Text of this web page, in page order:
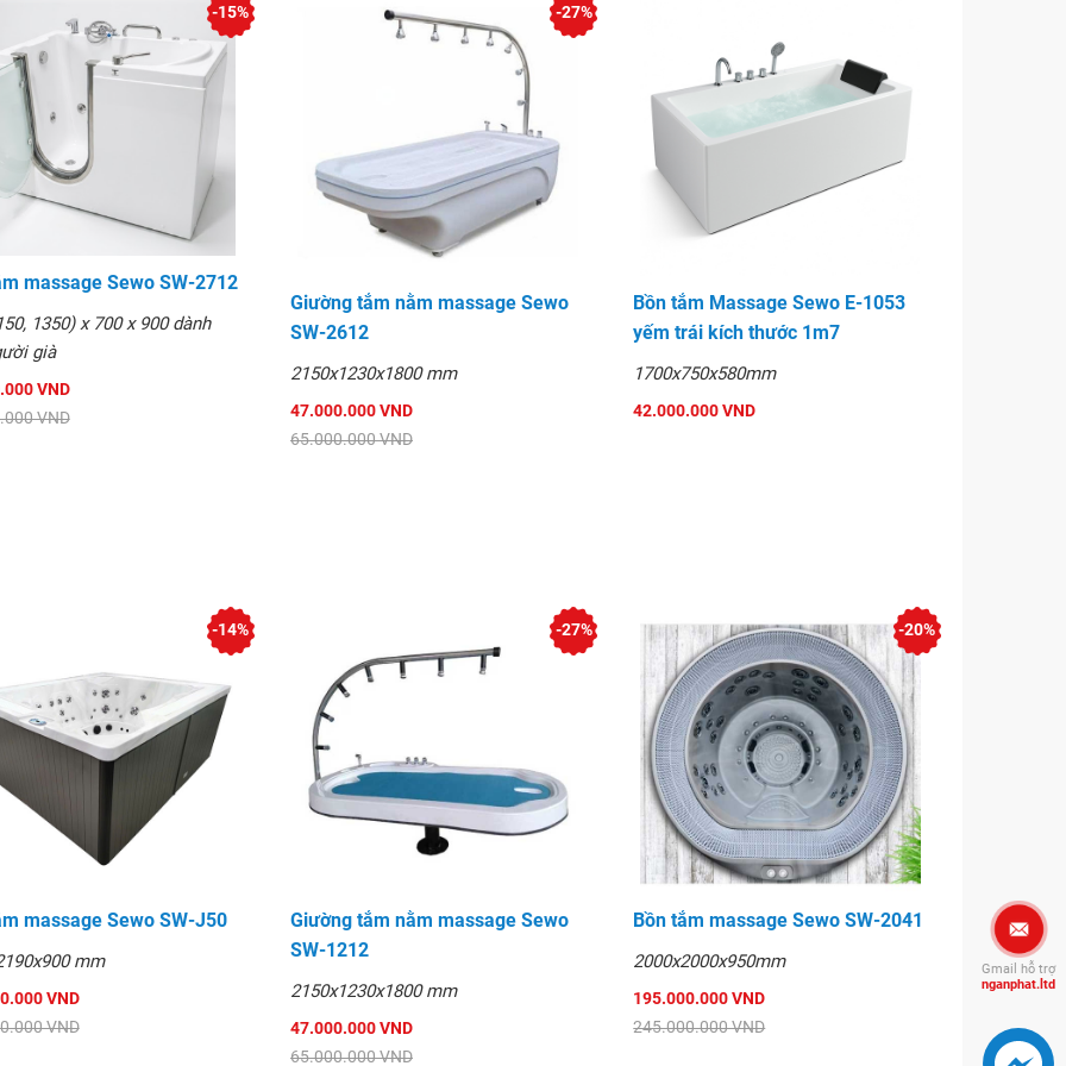
cùng loại.
cao tính thẩm mỹ cho
500 sản phẩm đã bán từ,
xả bồn đặt sàn..
Âu nổi bật, rất cá tính tôn
sang trọng phù hợp với
có thể đặt hàng đơn
hàng
được thông số về động
sâu phù hợp.
phụ kiện thay thế
Phát nhập trực tiếp
cao mẫu mã đẹp sản
tính năng.
massage Sewo SW-2712
1350) x 700 x 900 dành
già
VND
VND
-15%
Giường tắm nằm massage Sewo
SW-2612
2150x1230x1800 mm
47.000.000 VND
65.000.000 VND
-27%
Bồn tắm Massage Sewo E-1053
yếm trái kích thước 1m7
1700x750x580mm
42.000.000 VND
massage Sewo SW-J50
mm
VND
VND
-14%
Giường tắm nằm massage Sewo
SW-1212
2150x1230x1800 mm
47.000.000 VND
65.000.000 VND
-27%
Bồn tắm massage Sewo SW-2041
2000x2000x950mm
195.000.000 VND
245.000.000 VND
-20%
Gmail hỗ trợ
nganphat.ltd